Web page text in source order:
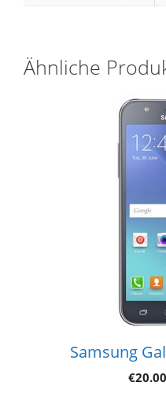
Ähnliche
Samsung
€20.00